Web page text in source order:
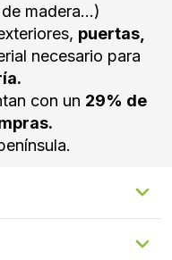
madera...)
puertas,
necesario para
con un 29% de